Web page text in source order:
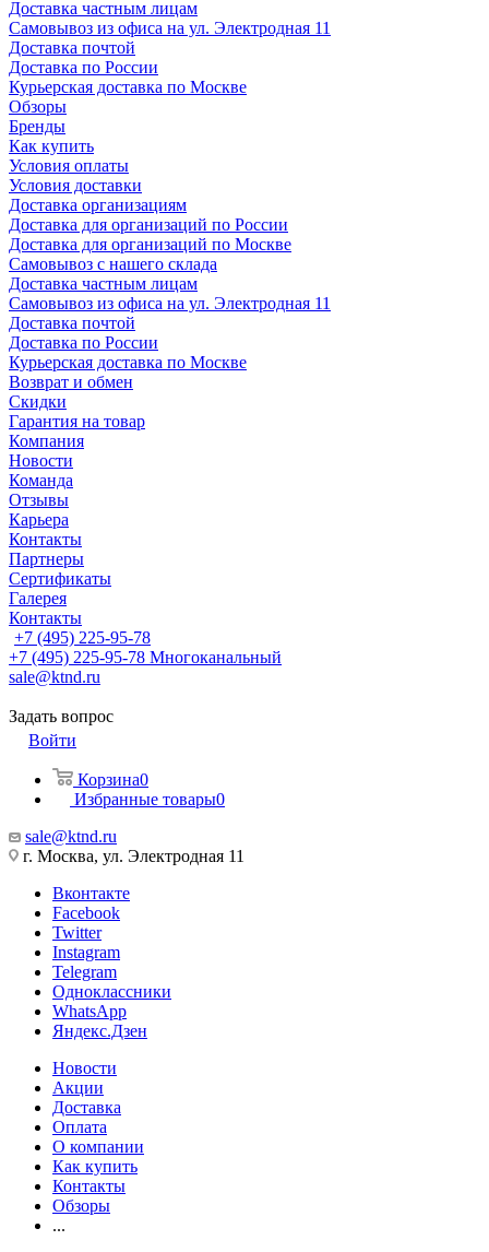
Доставка частным лицам
Самовывоз из офиса на ул. Электродная 11
Доставка почтой
Доставка по России
Курьерская доставка по Москве
Обзоры
Бренды
Как купить
Условия оплаты
Условия доставки
Доставка организациям
Доставка для организаций по России
Доставка для организаций по Москве
Самовывоз с нашего склада
Доставка частным лицам
Самовывоз из офиса на ул. Электродная 11
Доставка почтой
Доставка по России
Курьерская доставка по Москве
Возврат и обмен
Скидки
Гарантия на товар
Компания
Новости
Команда
Отзывы
Карьера
Контакты
Партнеры
Сертификаты
Галерея
Контакты
+7 (495) 225-95-78
+7 (495) 225-95-78 Многоканальный
sale@ktnd.ru
Задать вопрос
Войти
Корзина0
Избранные товары0
sale@ktnd.ru
г. Москва, ул. Электродная 11
Вконтакте
Facebook
Twitter
Instagram
Telegram
Одноклассники
WhatsApp
Яндекс.Дзен
Новости
Акции
Доставка
Оплата
О компании
Как купить
Контакты
Обзоры
...